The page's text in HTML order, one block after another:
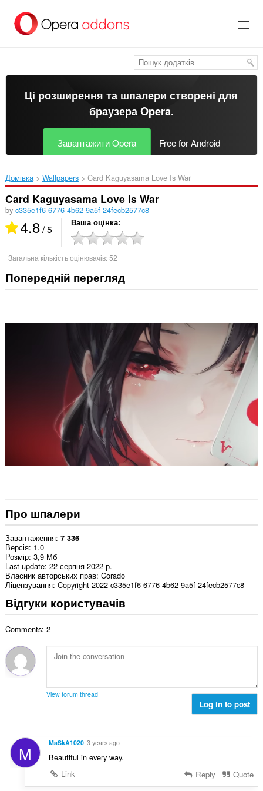
основного
Ці розширення та шпалери створені для
браузера Opera.
Завантажити Opera Free for Android
Домівка Wallpapers Card Kaguyasama Love Is War‎
Card Kaguyasama Love Is War
by c335e1f6-6776-4b62-9a5f-24fecb2577c8
4.8/ 5 Ваша оцінка
Загальна кількість оцінювачів:52
Попередній перегляд
Про шпалери
Завантаження 7 336
Версія 1.0
Розмір 3,9 Мб
Last update 22 серпня 2022 р.
Власник авторських прав Corado
Ліцензування Copyright 2022 c335e1f6-6776-4b62-9a5f-24fecb2577c8
Відгуки користувачів
Comments: 2
View forum thread
Log in to post
M MaSkA1020 3 years ago
Beautiful in every way.
Link
Reply Quote